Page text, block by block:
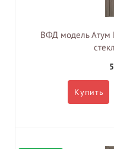
ВФД модель Атум
Купить